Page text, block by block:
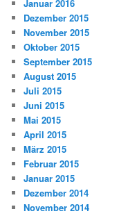
Januar 2016
Dezember 2015
November 2015
Oktober 2015
September 2015
August 2015
Juli 2015
Juni 2015
Mai 2015
April 2015
März 2015
Februar 2015
Januar 2015
Dezember 2014
November 2014